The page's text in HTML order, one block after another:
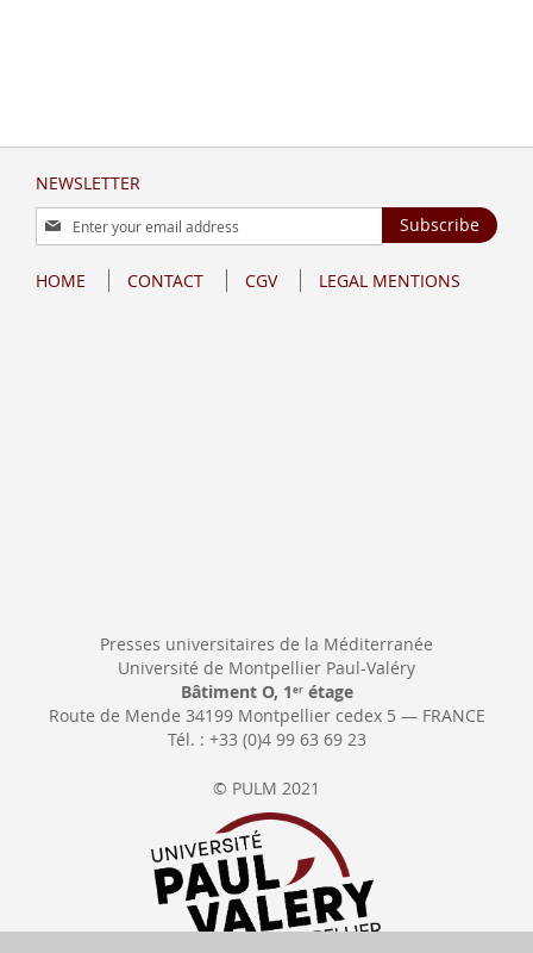
NEWSLETTER
Sign
Up
Our
Subscribe
HOME CONTACT CGV LEGAL MENTIONS
Presses universitaires de la Méditerranée
Université de Montpellier Paul-Valéry
Bâtiment O, 1 erétage
Route de Mende 34199 Montpellier cedex 5 — FRANCE
Tél. : +33 (0)4 99 63 69 23
© PULM 2021